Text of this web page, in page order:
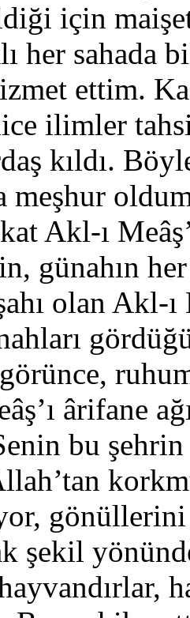
için
her sahada
ettim.
ilimler
kıldı.
meşhur
Akl-ı
günahın
olan Akl-ı
ârifane
bu
gönüllerini
şekil